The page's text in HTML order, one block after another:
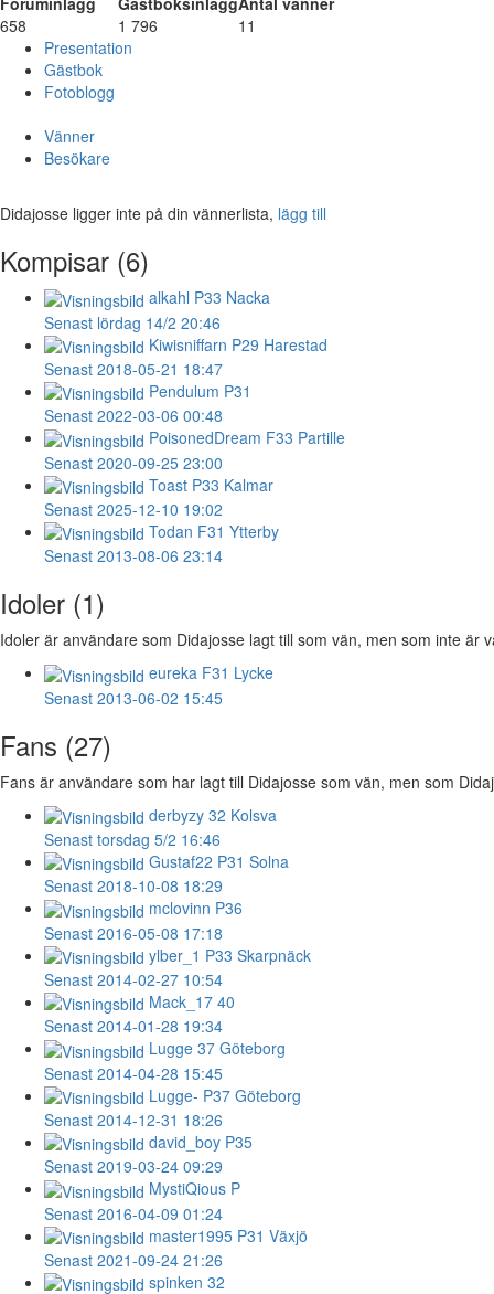
658
1 796
11
Presentation
Gästbok
Fotoblogg
Vänner
Besökare
Didajosse ligger inte på din vännerlista, lägg till
Kompisar (6)
alkahl P33 Nacka
Senast lördag 14/2 20:46
Kiwisniffarn P29 Harestad
Senast 2018-05-21 18:47
Pendulum P31
Senast 2022-03-06 00:48
PoisonedDream F33 Partille
Senast 2020-09-25 23:00
Toast P33 Kalmar
Senast 2025-12-10 19:02
Todan F31 Ytterby
Senast 2013-08-06 23:14
Idoler (1)
Idoler är användare som Didajosse lagt till som vän, men som inte är
eureka F31 Lycke
Senast 2013-06-02 15:45
Fans (27)
Fans är användare som har lagt till Didajosse som vän, men som
derbyzy 32 Kolsva
Senast torsdag 5/2 16:46
Gustaf22 P31 Solna
Senast 2018-10-08 18:29
mclovinn P36
Senast 2016-05-08 17:18
ylber_1 P33 Skarpnäck
Senast 2014-02-27 10:54
Mack_17 40
Senast 2014-01-28 19:34
Lugge 37 Göteborg
Senast 2014-04-28 15:45
Lugge- P37 Göteborg
Senast 2014-12-31 18:26
david_boy P35
Senast 2019-03-24 09:29
MystiQious P
Senast 2016-04-09 01:24
master1995 P31 Växjö
Senast 2021-09-24 21:26
spinken 32